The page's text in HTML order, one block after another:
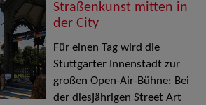
Straßenkunst mitten in
der City
Für einen Tag wird die
Stuttgarter Innenstadt zur
großen Open-Air-Bühne: Bei
der diesjährigen Street Art